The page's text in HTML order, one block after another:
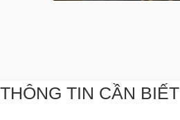
THÔNG TIN CẦN BIẾT